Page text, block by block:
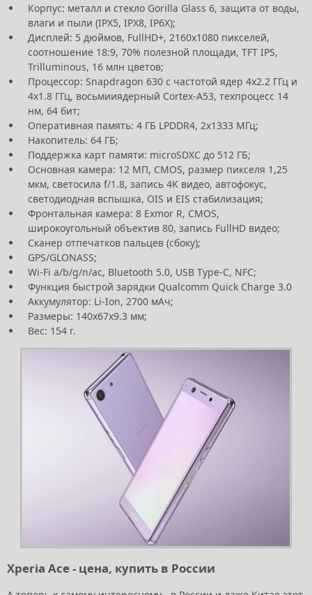
Корпус: металл и стекло Gorilla Glass 6, защита от воды,
влаги и пыли (IPX5, IPX8, IP6X);
Дисплей: 5 дюймов, FullHD+, 2160x1080 пикселей,
соотношение 18:9, 70% полезной площади, TFT IPS,
Trilluminous, 16 млн цветов;
Процессор: Snapdragon 630 с частотой ядер 4x2.2 ГГц и
4х1.8 ГГц, восьмииядерный Cortex-A53, техпроцесс 14
нм, 64 бит;
Оперативная память: 4 ГБ LPDDR4, 2х1333 МГц;
Накопитель: 64 ГБ;
Поддержка карт памяти: microSDXC до 512 ГБ;
Основная камера: 12 МП, CMOS, размер пикселя 1,25
мкм, светосила f/1.8, запись 4K видео, автофокус,
светодиодная вспышка, OIS и EIS стабилизация;
Фронтальная камера: 8 Exmor R, CMOS,
широкоугольный объектив 80, запись FullHD видео;
Сканер отпечатков пальцев (сбоку);
GPS/GLONASS;
Wi-Fi a/b/g/n/ac, Bluetooth 5.0, USB Type-C, NFC;
Функция быстрой зарядки Qualcomm Quick Charge 3.0
Аккумулятор: Li-Ion, 2700 мАч;
Размеры: 140x67x9.3 мм;
Вес: 154 г.
Xperia Ace - цена, купить в России